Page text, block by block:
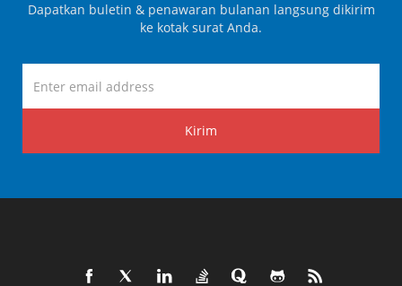
Dapatkan buletin & penawaran bulanan langsung dikirim
ke kotak surat Anda.
Kirim